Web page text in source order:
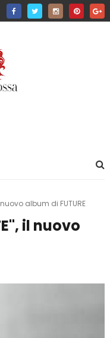
nuovo album di FUTURE
il nuovo